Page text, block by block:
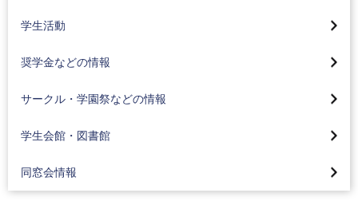
学生活動
海外研修と海外語学研修
サービスラーニング（地域貢献）について
奨学金などの情報
学費について
教育ローン
保険制度について
サークル・学園祭などの情報
学生会館・図書館
同窓会情報